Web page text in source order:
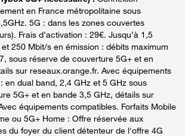
en France métropolitaine sous
5G : dans les zones couvertes
Frais d’activation : 29€. Jusqu’à 1,5
250 Mbit/s en émission : débits maximum
sous réserve de couverture 5G+ et en
sur reseaux.orange.fr. Avec équipements
en dual band, 2,4 GHz et 5 GHz sous
5G+ et en bande 3,5 GHz, détails sur
équipements compatibles. Forfaits Mobile
ou 5G+ Home : Offre réservée aux
du foyer du client détenteur de l'offre 4G